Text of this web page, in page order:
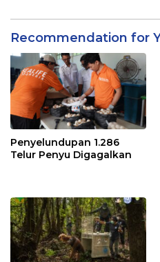
Recommendation for
Penyelundupan 1.286
Telur Penyu Digagalkan